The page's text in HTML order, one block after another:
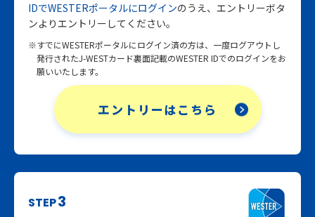
IDでWESTERポータルにログインのうえ、エントリーボタ
ンよりエントリーしてください。
※すでにWESTERポータルにログイン済の方は、一度ログアウトし
発行されたJ-WESTカード裏面記載のWESTER IDでのログインをお
願いいたします。
エントリーはこちら
STEP3